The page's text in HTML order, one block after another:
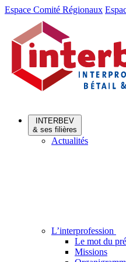
Aller
Aller
contenu
Espace Comité Régionaux
INTERBEV
& ses filières
Actualités
L’interprofession
Le mot du
Missions